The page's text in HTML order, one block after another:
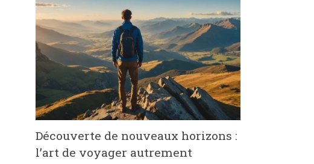
Découverte de nouveaux horizons :
l’art de voyager autrement